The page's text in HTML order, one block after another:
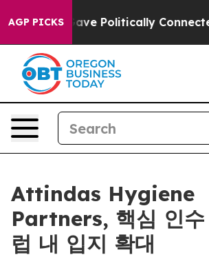
AGP PICKSGave Politically
Attindas Hygiene
Partners, 핵심 인수
럽 내 입지 확대